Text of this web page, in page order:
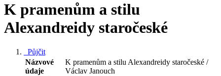
K pramenům a stilu
Alexandreidy staročeské
Půjčit
Názvové
údaje
K pramenům a stilu Alexandreidy staročeské /
Václav Janouch